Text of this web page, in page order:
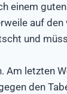
einem
auf den
und
Am letzten
den